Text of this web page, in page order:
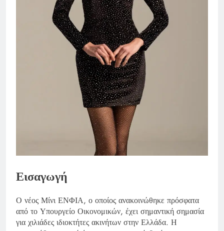
Εισαγωγή
Ο νέος Μίνι ΕΝΦΙΑ, ο οποίος ανακοινώθηκε πρόσφατα
από το Υπουργείο Οικονομικών, έχει σημαντική σημασία
για χιλιάδες ιδιοκτήτες ακινήτων στην Ελλάδα. Η